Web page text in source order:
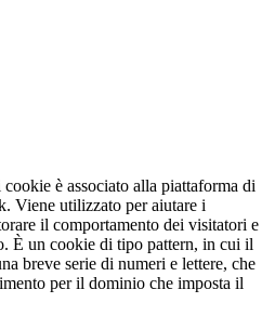
è associato alla piattaforma di
Viene utilizzato per aiutare i
il comportamento dei visitatori e
È un cookie di tipo pattern, in cui il
breve serie di numeri e lettere, che
per il dominio che imposta il